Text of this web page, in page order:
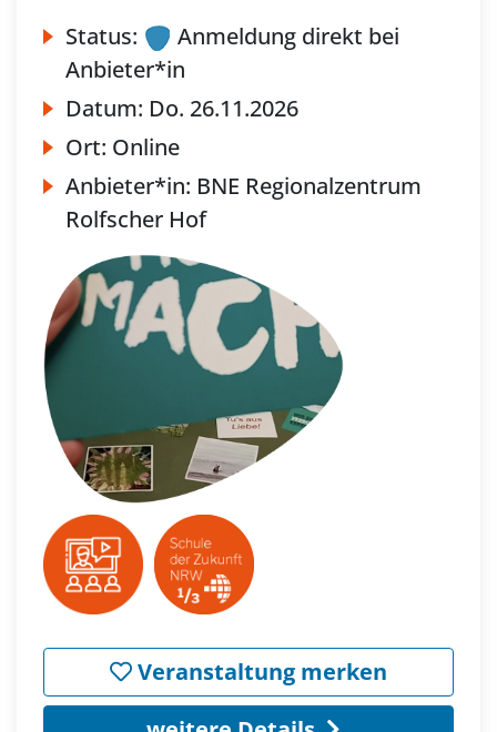
Status:
Anmeldung direkt bei
Anbieter*in
Datum: Do. 26.11.2026
Ort: Online
Anbieter*in: BNE Regionalzentrum
Rolfscher Hof
Veranstaltung merken